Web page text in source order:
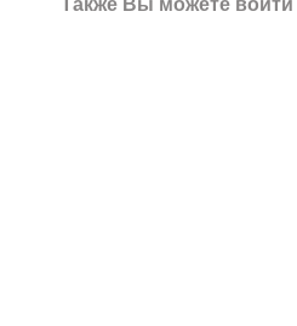
Также Вы можете войти